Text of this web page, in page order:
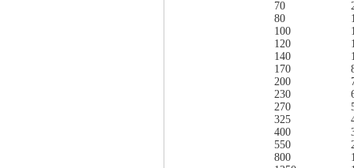
70
80
100
120
140
170
200
230
270
325
400
550
800